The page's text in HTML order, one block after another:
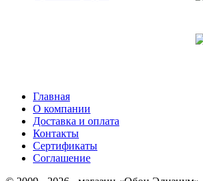
Главная
О компании
Доставка и оплата
Контакты
Сертификаты
Соглашение